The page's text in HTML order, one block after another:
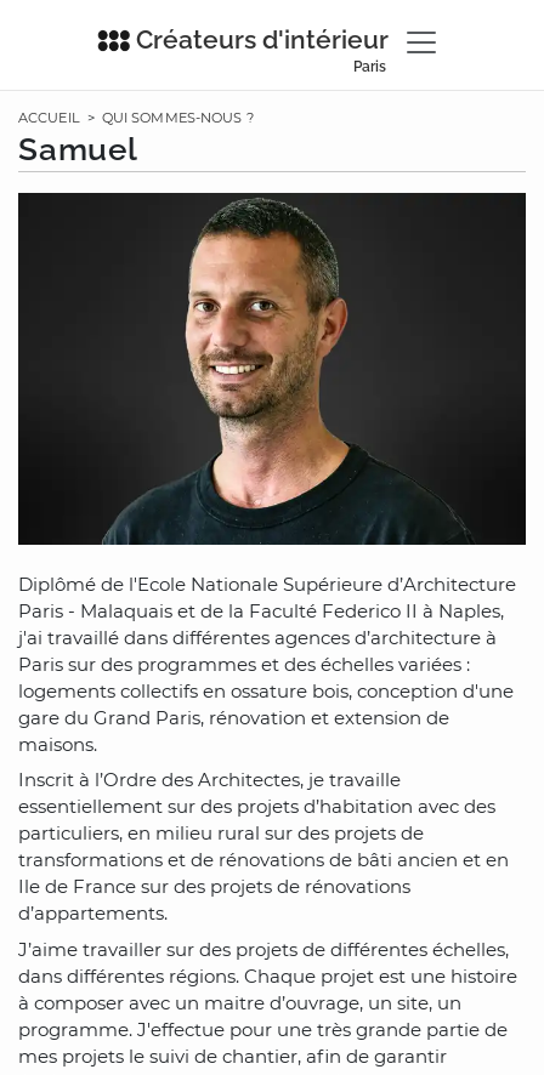
Créateurs d'intérieur
Paris
ACCUEIL> QUI SOMMES-NOUS ?
Samuel
Diplômé de l'Ecole Nationale Supérieure d’Architecture
Paris - Malaquais et de la Faculté Federico II à Naples,
j'ai travaillé dans différentes agences d’architecture à
Paris sur des programmes et des échelles variées :
logements collectifs en ossature bois, conception d'une
gare du Grand Paris, rénovation et extension de
maisons.
Inscrit à l’Ordre des Architectes, je travaille
essentiellement sur des projets d’habitation avec des
particuliers, en milieu rural sur des projets de
transformations et de rénovations de bâti ancien et en
Ile de France sur des projets de rénovations
d’appartements.
J’aime travailler sur des projets de différentes échelles,
dans différentes régions. Chaque projet est une histoire
à composer avec un maitre d’ouvrage, un site, un
programme. J'effectue pour une très grande partie de
mes projets le suivi de chantier, afin de garantir